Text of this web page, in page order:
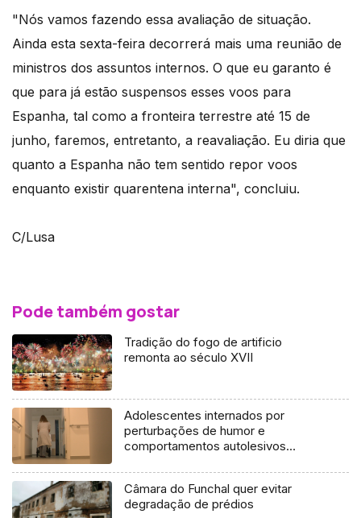
"Nós vamos fazendo essa avaliação de situação.
Ainda esta sexta-feira decorrerá mais uma reunião de
ministros dos assuntos internos. O que eu garanto é
que para já estão suspensos esses voos para
Espanha, tal como a fronteira terrestre até 15 de
junho, faremos, entretanto, a reavaliação. Eu diria que
quanto a Espanha não tem sentido repor voos
enquanto existir quarentena interna", concluiu.
C/Lusa
Pode também gostar
Tradição do fogo de artificio
remonta ao século XVII
Adolescentes internados por
perturbações de humor e
comportamentos autolesivos
Câmara do Funchal quer evitar
degradação de prédios